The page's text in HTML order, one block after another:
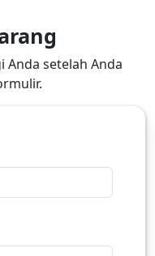
setelah Anda